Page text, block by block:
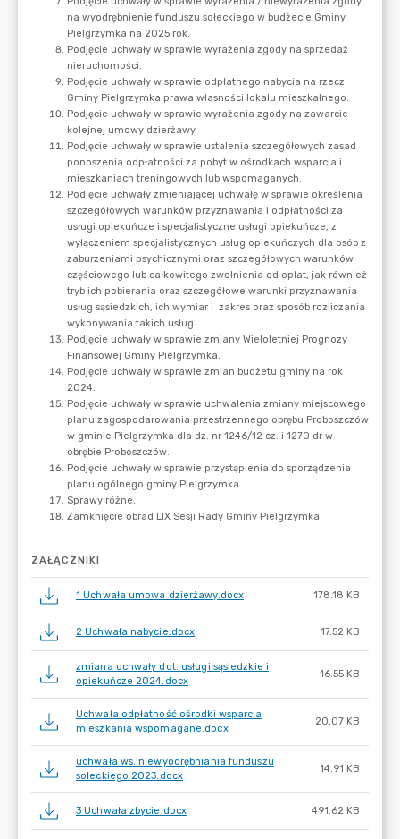
ZAŁĄCZNIKI
1 Uchwała umowa dzierżawy.docx 178.18 KB
2 Uchwała nabycie.docx 17.52 KB
zmiana uchwały dot. usługi sąsiedzkie i
opiekuńcze 2024.docx
16.55 KB
Uchwała odpłatność ośrodki wsparcia
mieszkania wspomagane.docx
20.07 KB
uchwała ws. niewyodrębniania funduszu
sołeckiego 2023.docx
14.91 KB
3 Uchwała zbycie.docx 491.62 KB